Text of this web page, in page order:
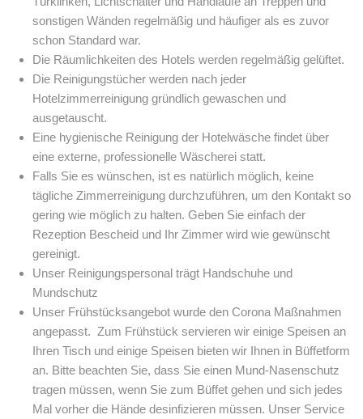
sonstigen Wänden regelmäßig und häufiger als es zuvor
schon Standard war.
Die Räumlichkeiten des Hotels werden regelmäßig gelüftet.
Die Reinigungstücher werden nach jeder
Hotelzimmerreinigung gründlich gewaschen und
ausgetauscht.
Eine hygienische Reinigung der Hotelwäsche findet über
eine externe, professionelle Wäscherei statt.
Falls Sie es wünschen, ist es natürlich möglich, keine
tägliche Zimmerreinigung durchzuführen, um den Kontakt so
gering wie möglich zu halten. Geben Sie einfach der
Rezeption Bescheid und Ihr Zimmer wird wie gewünscht
gereinigt.
Unser Reinigungspersonal trägt Handschuhe und
Mundschutz
Unser Frühstücksangebot wurde den Corona Maßnahmen
angepasst. Zum Frühstück servieren wir einige Speisen an
Ihren Tisch und einige Speisen bieten wir Ihnen in Büffetform
an. Bitte beachten Sie, dass Sie einen Mund-Nasenschutz
tragen müssen, wenn Sie zum Büffet gehen und sich jedes
Mal vorher die Hände desinfizieren müssen. Unser Service